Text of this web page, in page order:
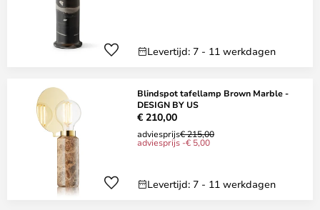
Levertijd: 7 - 11 werkdagen
Blindspot tafellamp Brown Marble -
DESIGN BY US
€ 210,00
adviesprijs€ 215,00
adviesprijs -€ 5,00
Levertijd: 7 - 11 werkdagen